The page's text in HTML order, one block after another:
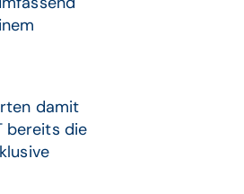
damit
bereits die